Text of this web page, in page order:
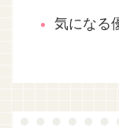
気になる